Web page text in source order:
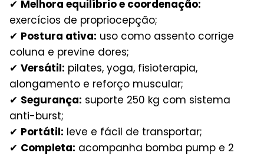
✔ Melhora equilíbrio e coordenação:
exercícios de propriocepção;
✔ Postura ativa: uso como assento corrige
coluna e previne dores;
✔ Versátil: pilates, yoga, fisioterapia,
alongamento e reforço muscular;
✔ Segurança: suporte 250 kg com sistema
anti-burst;
✔ Portátil: leve e fácil de transportar;
✔ Completa: acompanha bomba pump e 2